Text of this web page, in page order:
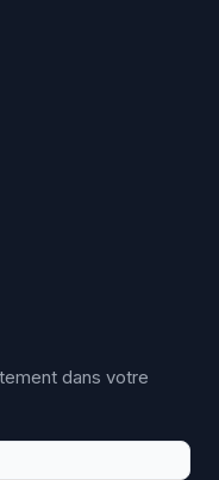
dans votre